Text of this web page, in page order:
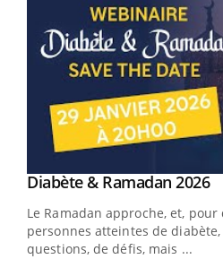
Youtube
Diabète & Ramadan 2026
Le Ramadan approche, et,
personnes atteintes de
questions, de défis, mais ...
Youtube
Un « jumeau numérique »
Un établissement lié à un
matière de bilan de santé :